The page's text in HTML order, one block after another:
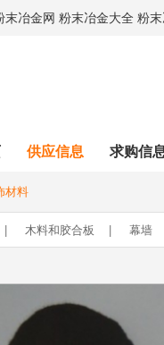
冶金网 粉末冶金大全 粉
供应信息 求购信
材料
木料和胶合板 幕墙
砖瓦和瓷砖
护栏 花洒及淋浴用品